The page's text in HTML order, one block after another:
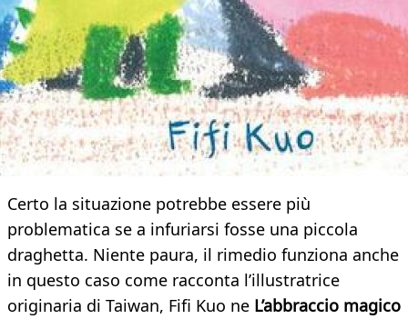
Certo la situazione potrebbe essere più
problematica se a infuriarsi fosse una piccola
draghetta. Niente paura, il rimedio funziona anche
in questo caso come racconta l’illustratrice
originaria di Taiwan, Fifi Kuo ne L’abbraccio magico